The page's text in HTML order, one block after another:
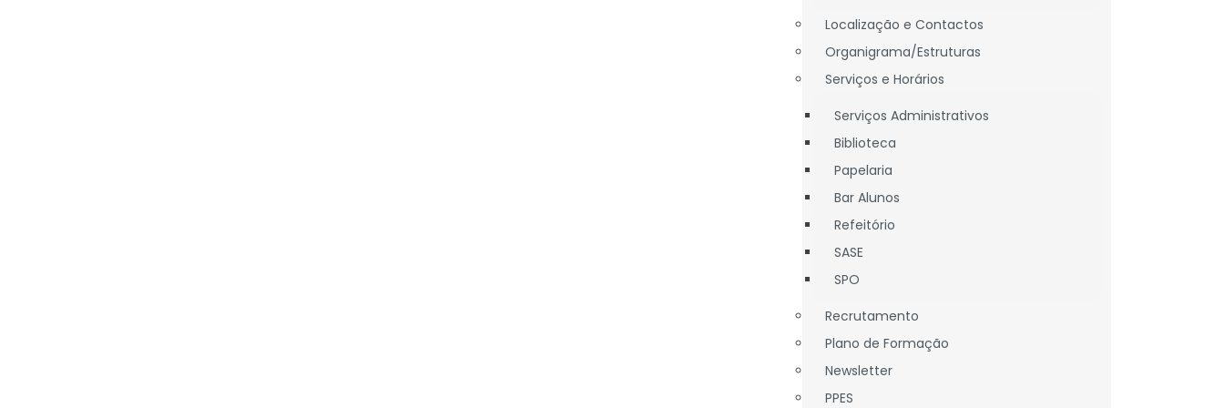
Localização e Contactos
Organigrama/Estruturas
Serviços e Horários
Serviços Administrativos
Biblioteca
Papelaria
Bar Alunos
Refeitório
SASE
SPO
Recrutamento
Plano de Formação
Newsletter
PPES